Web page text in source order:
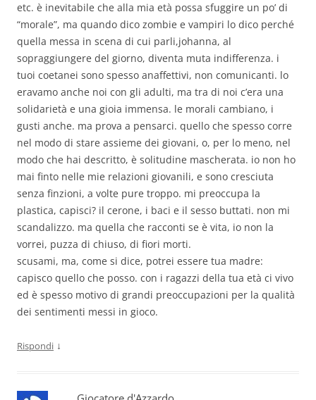
etc. è inevitabile che alla mia età possa sfuggire un po’ di
“morale”, ma quando dico zombie e vampiri lo dico perché
quella messa in scena di cui parli,johanna, al
sopraggiungere del giorno, diventa muta indifferenza. i
tuoi coetanei sono spesso anaffettivi, non comunicanti. lo
eravamo anche noi con gli adulti, ma tra di noi c’era una
solidarietà e una gioia immensa. le morali cambiano, i
gusti anche. ma prova a pensarci. quello che spesso corre
nel modo di stare assieme dei giovani, o, per lo meno, nel
modo che hai descritto, è solitudine mascherata. io non ho
mai finto nelle mie relazioni giovanili, e sono cresciuta
senza finzioni, a volte pure troppo. mi preoccupa la
plastica, capisci? il cerone, i baci e il sesso buttati. non mi
scandalizzo. ma quella che racconti se è vita, io non la
vorrei, puzza di chiuso, di fiori morti.
scusami, ma, come si dice, potrei essere tua madre:
capisco quello che posso. con i ragazzi della tua età ci vivo
ed è spesso motivo di grandi preoccupazioni per la qualità
dei sentimenti messi in gioco.
Rispondi ↓